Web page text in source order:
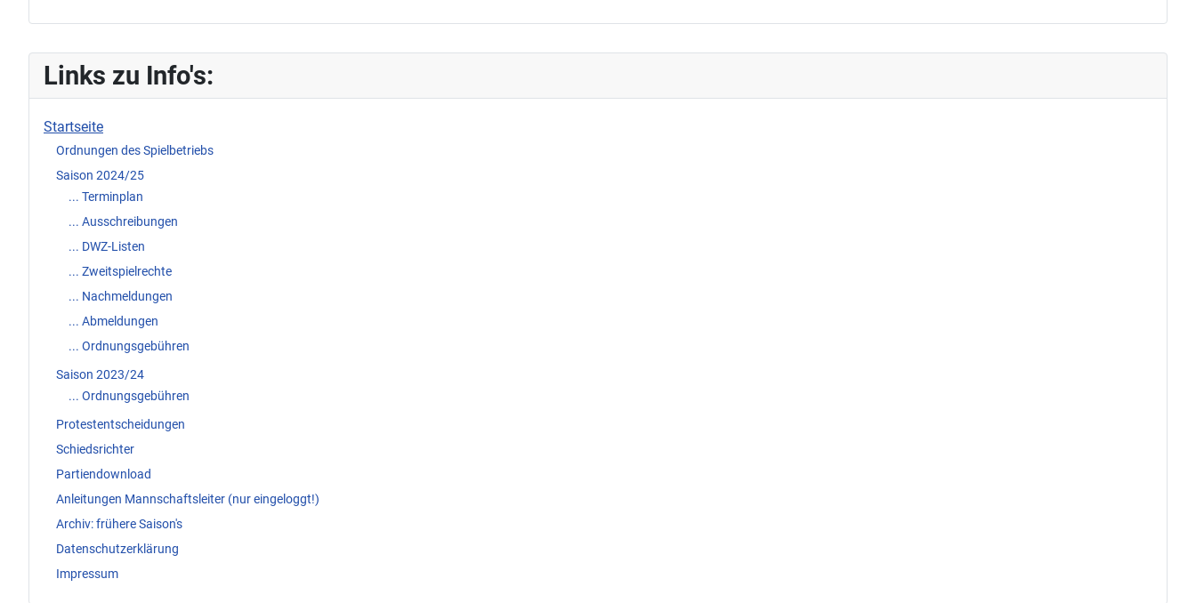
Links zu Info's:
Startseite
Ordnungen des Spielbetriebs
Saison 2024/25
... Terminplan
... Ausschreibungen
... DWZ-Listen
... Zweitspielrechte
... Nachmeldungen
... Abmeldungen
... Ordnungsgebühren
Saison 2023/24
... Ordnungsgebühren
Protestentscheidungen
Schiedsrichter
Partiendownload
Anleitungen Mannschaftsleiter (nur eingeloggt!)
Archiv: frühere Saison's
Datenschutzerklärung
Impressum